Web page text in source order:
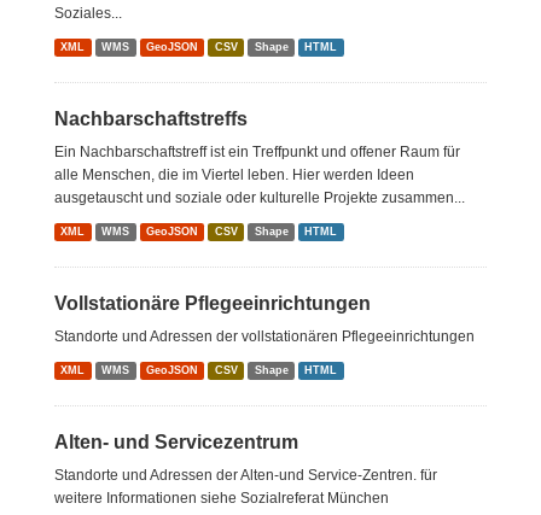
Soziales...
XML WMS GeoJSON CSV Shape HTML
Nachbarschaftstreffs
Ein Nachbarschaftstreff ist ein Treffpunkt und offener Raum für
alle Menschen, die im Viertel leben. Hier werden Ideen
ausgetauscht und soziale oder kulturelle Projekte zusammen...
XML WMS GeoJSON CSV Shape HTML
Vollstationäre Pflegeeinrichtungen
Standorte und Adressen der vollstationären Pflegeeinrichtungen
XML WMS GeoJSON CSV Shape HTML
Alten- und Servicezentrum
Standorte und Adressen der Alten-und Service-Zentren. für
weitere Informationen siehe Sozialreferat München